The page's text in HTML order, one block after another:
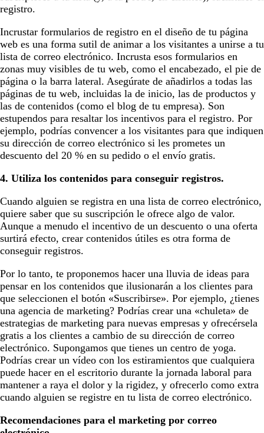
registro.
Incrustar formularios de registro en el diseño de tu página
web es una forma sutil de animar a los visitantes a unirse a tu
lista de correo electrónico. Incrusta esos formularios en
zonas muy visibles de tu web, como el encabezado, el pie de
página o la barra lateral. Asegúrate de añadirlos a todas las
páginas de tu web, incluidas la de inicio, las de productos y
las de contenidos (como el blog de tu empresa). Son
estupendos para resaltar los incentivos para el registro. Por
ejemplo, podrías convencer a los visitantes para que indiquen
su dirección de correo electrónico si les prometes un
descuento del 20 % en su pedido o el envío gratis.
4. Utiliza los contenidos para conseguir registros.
Cuando alguien se registra en una lista de correo electrónico,
quiere saber que su suscripción le ofrece algo de valor.
Aunque a menudo el incentivo de un descuento o una oferta
surtirá efecto, crear contenidos útiles es otra forma de
conseguir registros.
Por lo tanto, te proponemos hacer una lluvia de ideas para
pensar en los contenidos que ilusionarán a los clientes para
que seleccionen el botón «Suscribirse». Por ejemplo, ¿tienes
una agencia de marketing? Podrías crear una «chuleta» de
estrategias de marketing para nuevas empresas y ofrecérsela
gratis a los clientes a cambio de su dirección de correo
electrónico. Supongamos que tienes un centro de yoga.
Podrías crear un vídeo con los estiramientos que cualquiera
puede hacer en el escritorio durante la jornada laboral para
mantener a raya el dolor y la rigidez, y ofrecerlo como extra
cuando alguien se registre en tu lista de correo electrónico.
Recomendaciones para el marketing por correo